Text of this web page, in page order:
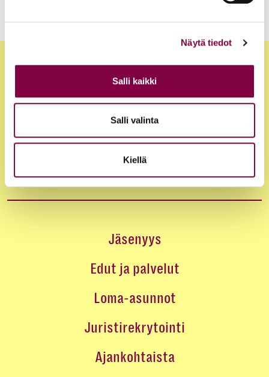
Näytä tiedot
Salli kaikki
Salli valinta
Kiellä
Jäsenyys
Edut ja palvelut
Loma-asunnot
Juristirekrytointi
Ajankohtaista